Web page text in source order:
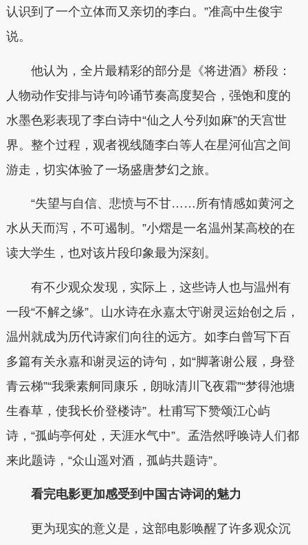
认识到了一个立体而又亲切的李白。”准高中生俊宇
说。
他认为，全片最精彩的部分是《将进酒》桥段：
人物动作安排与诗句吟诵节奏高度契合，强饱和度的
水墨色彩表现了李白诗中“仙之人兮列如麻”的天宫世
界。整个过程，观者视线随李白等人在星河仙宫之间
游走，切实体验了一场盛唐梦幻之旅。
“失望与自信、悲愤与不甘……所有情感如黄河之
水从天而泻，不可遏制。”小熠是一名温州某高校的在
读大学生，也对该片段印象最为深刻。
有不少观众发现，实际上，这些诗人也与温州有
一段“不解之缘”。山水诗在永嘉太守谢灵运始创之后，
温州就成为历代诗家们向往的远方。如李白曾写下百
多篇有关永嘉和谢灵运的诗句，如“脚著谢公屐，身登
青云梯”“我乘素舸同康乐，朗咏清川飞夜霜”“梦得池塘
生春草，使我长价登楼诗”。杜甫写下赞颂江心屿
诗，“孤屿亭何处，天涯水气中”。孟浩然呼唤诗人们都
来此题诗，“众山遥对酒，孤屿共题诗”。
看完电影更加感受到中国古诗词的魅力
更为现实的意义是，这部电影唤醒了许多观众沉